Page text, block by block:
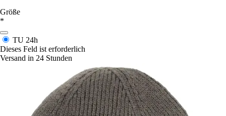
Größe
*
TU 24h
Dieses Feld ist erforderlich
Versand in 24 Stunden